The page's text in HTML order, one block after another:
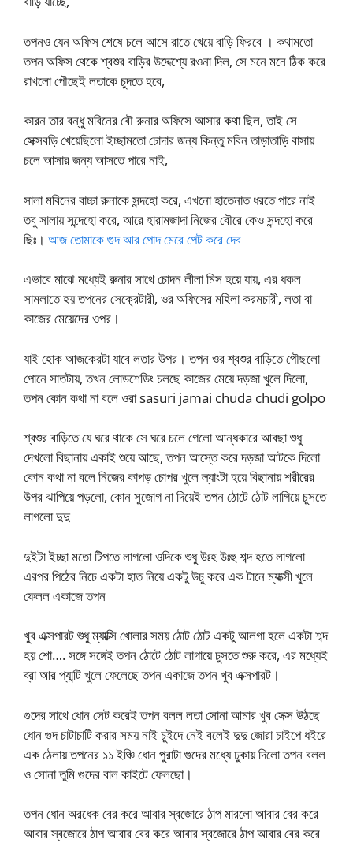
তপনও যেন অফিস শেষে চলে আসে রাতে খেয়ে বাড়ি ফিরবে । কথামতো
তপন অফিস থেকে শ্বশুর বাড়ির উদ্দেশ্যে রওনা দিল, সে মনে মনে ঠিক করে
রাখলো পৌছেই লতাকে চুদতে হবে,
কারন তার বন্ধু মবিনের বৌ রুনার অফিসে আসার কথা ছিল, তাই সে
সেক্সবড়ি খেয়েছিলো ইচ্ছামতো চোদার জন্য কিন্তু মবিন তাড়াতাড়ি বাসায়
চলে আসার জন্য আসতে পারে নাই,
সালা মবিনের বাচ্চা রুনাকে সন্দহো করে, এখনো হাতেনাত ধরতে পারে নাই
তবু সালায় সন্দেহো করে, আরে হারামজাদা নিজের বৌরে কেও সন্দহো করে
ছিঃ। আজ তোমাকে গুদ আর পোদ মেরে পেট করে দেব
এভাবে মাঝে মধ্যেই রুনার সাথে চোদন লীলা মিস হয়ে যায়, এর ধকল
সামলাতে হয় তপনের সেক্রেটারী, ওর অফিসের মহিলা করমচারী, লতা বা
কাজের মেয়েদের ওপর।
যাই হোক আজকেরটা যাবে লতার উপর। তপন ওর শ্বশুর বাড়িতে পৌছলো
পোনে সাতটায়, তখন লোডশেডিং চলছে কাজের মেয়ে দড়জা খুলে দিলো,
তপন কোন কথা না বলে ওরা sasuri jamai chuda chudi golpo
শ্বশুর বাড়িতে যে ঘরে থাকে সে ঘরে চলে গেলো আন্ধকারে আবছা শুধু
দেখলো বিছানায় একাই শুয়ে আছে, তপন আস্তে করে দড়জা আটকে দিলো
কোন কথা না বলে নিজের কাপড় চোপর খুলে ল্যাংটা হয়ে বিছানায় শরীরের
উপর ঝাপিয়ে পড়লো, কোন সুজোগ না দিয়েই তপন ঠোটে ঠোট লাগিয়ে চুসতে
লাগলো দুদু
দুইটা ইচ্ছা মতো টিপতে লাগলো ওদিকে শুধু উঃহ উঃহু শব্দ হতে লাগলো
এরপর পিঠের নিচে একটা হাত নিয়ে একটু উচু করে এক টানে ম্যাক্সী খুলে
ফেলল একাজে তপন
খুব এক্সপারট শুধু ম্যাক্সি খোলার সময় ঠোট ঠোট একটু আলগা হলে একটা শব্দ
হয় শো…. সঙ্গে সঙ্গেই তপন ঠোটে ঠোট লাগায়ে চুসতে শুরু করে, এর মধ্যেই
ব্রা আর প্যান্টি খুলে ফেলেছে তপন একাজে তপন খুব এক্সপারট।
গুদের সাথে ধোন সেট করেই তপন বলল লতা সোনা আমার খুব সেক্স উঠছে
ধোন গুদ চাটাচাটি করার সময় নাই চুইদে নেই বলেই দুদু জোরা চাইপে ধইরে
এক ঠেলায় তপনের ১১ ইঞ্চি ধোন পুরাটা গুদের মধ্যে ঢুকায় দিলো তপন বলল
ও সোনা তুমি গুদের বাল কাইটে ফেলছো।
তপন ধোন অরধেক বের করে আবার স্বজোরে ঠাপ মারলো আবার বের করে
আবার স্বজোরে ঠাপ আবার বের করে আবার স্বজোরে ঠাপ আবার বের করে